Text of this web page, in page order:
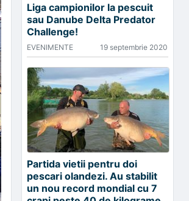
Liga campionilor la pescuit
sau Danube Delta Predator
Challenge!
EVENIMENTE 19 septembrie 2020
Partida vietii pentru doi
pescari olandezi. Au stabilit
un nou record mondial cu 7